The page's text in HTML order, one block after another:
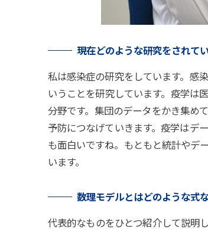
現在どのような研究をされて
私は感染症の研究をしています。感
いうことを研究しています。疫学は
分野です。集団のデータをかき集め
予防につなげていきます。疫学はデ
も面白いですね。もともと統計やデ
います。
数理モデルとはどのような式
代表的なものをひとつ紹介して説明